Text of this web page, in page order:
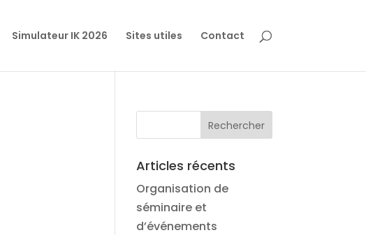
Simulateur IK 2026 Sites utiles Contact
Articles récents
Organisation de
séminaire et
d’événements